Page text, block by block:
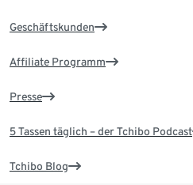
Geschäftskunden
Affiliate Programm
Presse
5 Tassen täglich – der Tchibo Podcast
Tchibo Blog